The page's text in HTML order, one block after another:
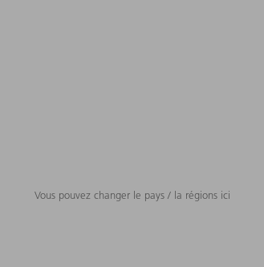
Vous pouvez changer le pays / la régions ici